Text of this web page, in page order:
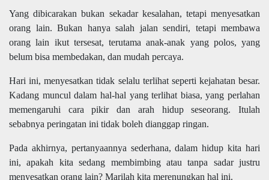
Yang dibicarakan bukan sekadar kesalahan, tetapi menyesatkan
orang lain. Bukan hanya salah jalan sendiri, tetapi membawa
orang lain ikut tersesat, terutama anak-anak yang polos, yang
belum bisa membedakan, dan mudah percaya.
Hari ini, menyesatkan tidak selalu terlihat seperti kejahatan besar.
Kadang muncul dalam hal-hal yang terlihat biasa, yang perlahan
memengaruhi cara pikir dan arah hidup seseorang. Itulah
sebabnya peringatan ini tidak boleh dianggap ringan.
Pada akhirnya, pertanyaannya sederhana, dalam hidup kita hari
ini, apakah kita sedang membimbing atau tanpa sadar justru
menyesatkan orang lain? Marilah kita merenungkan hal ini.